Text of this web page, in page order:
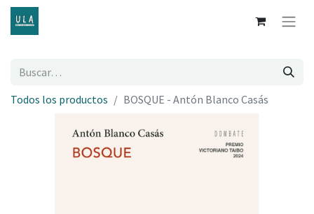
Todos los productos BOSQUE - Antón Blanco Casás